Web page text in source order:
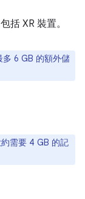
括 XR 裝置。
多 6 GB 的額外儲
需要 4 GB 的記